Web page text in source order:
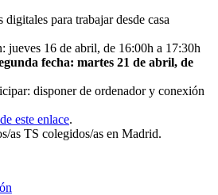
para trabajar desde casa
jueves 16 de abril, de 16:00h a 17:30h
fecha: martes 21 de abril, de
disponer de ordenador y conexión
este enlace.
as TS colegidos/as en Madrid.